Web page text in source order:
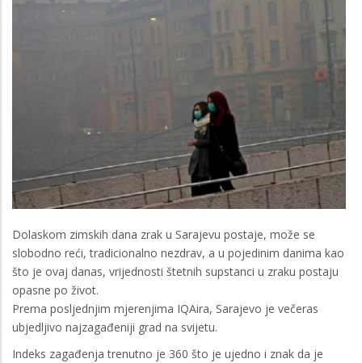
Dolaskom zimskih dana zrak u Sarajevu postaje, može se
slobodno reći, tradicionalno nezdrav, a u pojedinim danima kao
što je ovaj danas, vrijednosti štetnih supstanci u zraku postaju
opasne po život.
Prema posljednjim mjerenjima IQAira, Sarajevo je večeras
ubjedljivo najzagađeniji grad na svijetu.
Indeks zagađenja trenutno je 360 što je ujedno i znak da je